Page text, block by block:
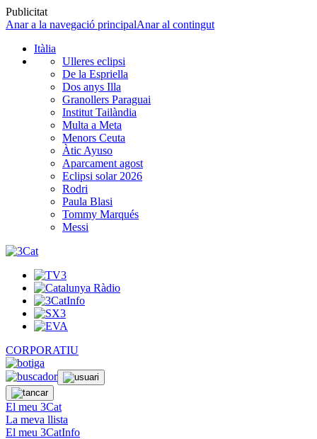
Publicitat
Anar a la navegació principalAnar al contingut
Itàlia
Ulleres eclipsi
De la Espriella
Dos anys Illa
Granollers Paraguai
Institut Tailàndia
Multa a Meta
Menors Ceuta
Àtic Ayuso
Aparcament agost
Eclipsi solar 2026
Rodri
Paula Blasi
Tommy Marqués
Messi
CORPORATIU
El meu 3Cat
La meva llista
El meu 3CatInfo